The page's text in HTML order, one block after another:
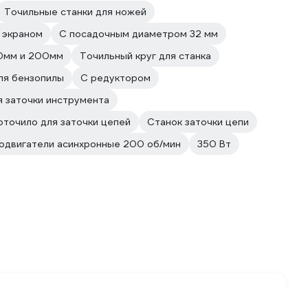
Точильные станки для ножей
С посадочным диаметром 32 мм
и 200мм
Точильный круг для станка
бензопилы
С редуктором
заточки инструмента
для заточки цепей
Станок заточки цепи
асинхронные 200 об/мин
350 Вт